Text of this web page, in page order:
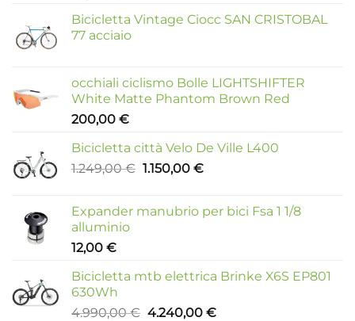
Bicicletta Vintage Ciocc SAN CRISTOBAL
77 acciaio
occhiali ciclismo Bolle LIGHTSHIFTER
White Matte Phantom Brown Red
200,00 €
Bicicletta città Velo De Ville L400
1.249,00€ Il
era:
1.150,00 €Il
è:
Expander manubrio per bici Fsa 1 1/8
alluminio
12,00 €
Bicicletta mtb elettrica Brinke X6S EP801
630Wh
4.990,00€ Il
4.240,00 €Il